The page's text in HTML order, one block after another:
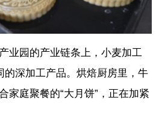
业园的产业链条上，小麦加工
的深加工产品。烘焙厨房里，牛
家庭聚餐的“大月饼”，正在加紧